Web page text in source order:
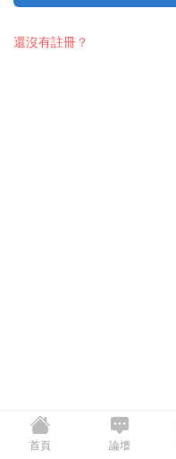
還沒有註冊？
首頁 論壇